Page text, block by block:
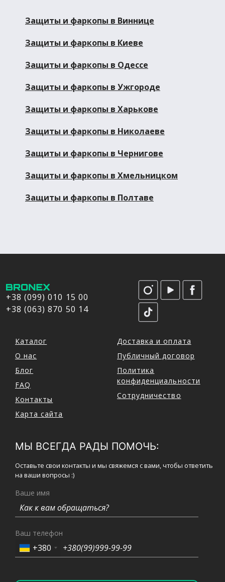
Защиты и фаркопы в Виннице
Защиты и фаркопы в Киеве
Защиты и фаркопы в Одессе
Защиты и фаркопы в Ужгороде
Защиты и фаркопы в Харькове
Защиты и фаркопы в Николаеве
Защиты и фаркопы в Чернигове
Защиты и фаркопы в Хмельницком
Защиты и фаркопы в Полтаве
+38 (099) 010 15 00
+38 (063) 870 50 14
Каталог
О нас
Блог
FAQ
Контакты
Карта сайта
Доставка и оплата
Публичный договор
Политика
конфиденциальности
Сотрудничество
МЫ ВСЕГДА РАДЫ ПОМОЧЬ:
Оставьте свои контакты и мы свяжемся с вами, чтобы ответить
на ваши вопросы :)
Ваше имя
Ваш телефон
+380